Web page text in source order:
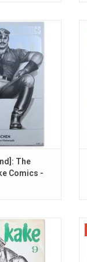
reproductie
van alle Kake
door Dian
The
Comics -
brochure met
de Finse
of Finland.